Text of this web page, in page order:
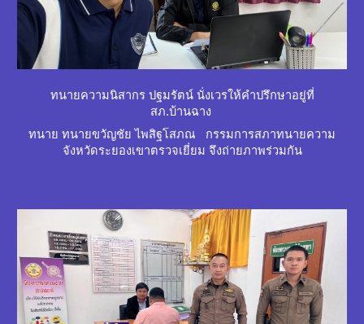
ทนายความนิสากร ปฐมรัตน์ นั่งเวรให้คำปรึกษาอยู่ที่
สภ.บ้านฉาง
ทนาย ทนายขวัญชัย ไพสิฐโสภณ กรรมการสภาทนายความ
จังหวัดระยองเขาตรวจเยี่ยม จึงถ่ายภาพร่วมกัน